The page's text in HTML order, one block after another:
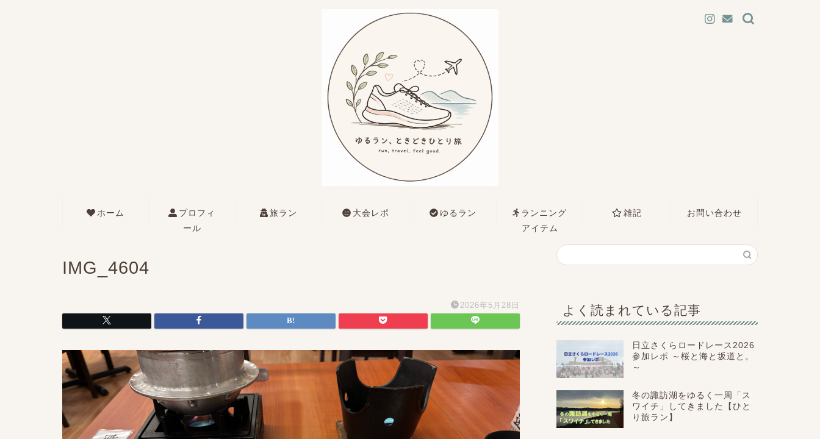
ホーム
プロフィ
ール
旅ラン 大会レポ ゆるラン
ランニング
アイテム
雑記 お問い合わせ
IMG_4604
2026年5月28日 よく読まれている記事
日立さくらロードレース2026
参加レポ ～桜と海と坂道と。
～
冬の諏訪湖をゆるく一周「ス
ワイチ」してきました【ひと
り旅ラン】